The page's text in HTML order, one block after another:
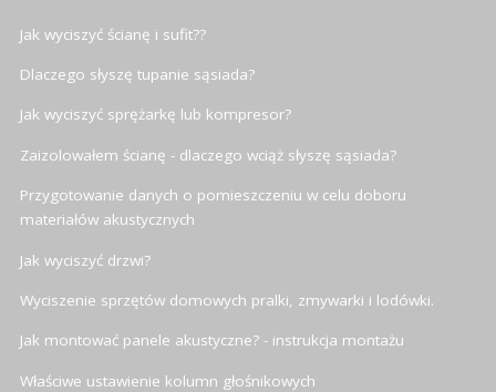
Jak wyciszyć ścianę i sufit??
Dlaczego słyszę tupanie sąsiada?
Jak wyciszyć sprężarkę lub kompresor?
Zaizolowałem ścianę - dlaczego wciąż słyszę sąsiada?
Przygotowanie danych o pomieszczeniu w celu doboru
materiałów akustycznych
Jak wyciszyć drzwi?
Wyciszenie sprzętów domowych pralki, zmywarki i lodówki.
Jak montować panele akustyczne? - instrukcja montażu
Właściwe ustawienie kolumn głośnikowych